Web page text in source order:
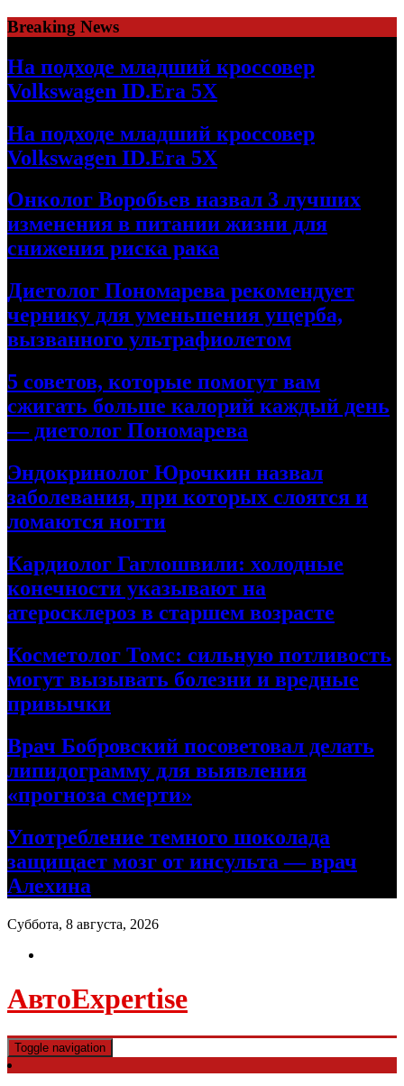
Skip
to
content
Breaking News
На подходе младший кроссовер
Volkswagen ID.Era 5X
На подходе младший кроссовер
Volkswagen ID.Era 5X
Онколог Воробьев назвал 3 лучших
изменения в питании жизни для
снижения риска рака
Диетолог Пономарева рекомендует
чернику для уменьшения ущерба,
вызванного ультрафиолетом
5 советов, которые помогут вам
сжигать больше калорий каждый день
— диетолог Пономарева
Эндокринолог Юрочкин назвал
заболевания, при которых слоятся и
ломаются ногти
Кардиолог Гаглошвили: холодные
конечности указывают на
атеросклероз в старшем возрасте
Косметолог Томс: сильную потливость
могут вызывать болезни и вредные
привычки
Врач Бобровский посоветовал делать
липидограмму для выявления
«прогноза смерти»
Употребление темного шоколада
защищает мозг от инсульта — врач
Алехина
Суббота, 8 августа, 2026
АвтоExpertise
Toggle navigation